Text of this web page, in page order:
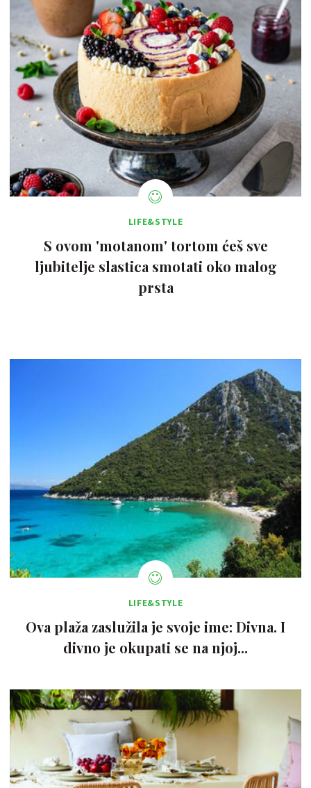
LIFE&STYLE
S ovom 'motanom' tortom ćeš sve
ljubitelje slastica smotati oko malog
prsta
LIFE&STYLE
Ova plaža zaslužila je svoje ime: Divna. I
divno je okupati se na njoj...